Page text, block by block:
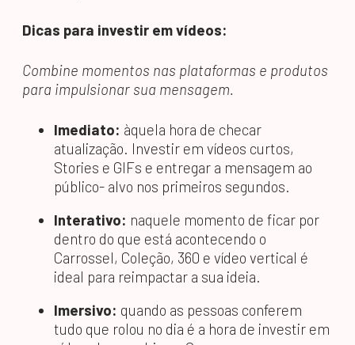
Dicas para investir em vídeos:
Combine momentos nas plataformas e produtos
para impulsionar sua mensagem.
Imediato: àquela hora de checar
atualização. Investir em vídeos curtos,
Stories e GIFs e entregar a mensagem ao
público- alvo nos primeiros segundos.
Interativo: naquele momento de ficar por
dentro do que está acontecendo o
Carrossel, Coleção, 360 e vídeo vertical é
ideal para reimpactar a sua ideia.
Imersivo: quando as pessoas conferem
tudo que rolou no dia é a hora de investir em